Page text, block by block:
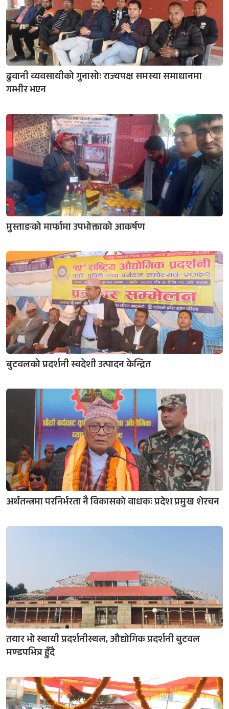
ढुवानी व्यवसायीको गुनासोः राज्यपक्ष समस्या समाधानमा
गम्भीर भएन
मुस्ताङको मार्फामा उपभोक्ताको आकर्षण
बुटवलको प्रदर्शनी स्वदेशी उत्पादन केन्द्रित
अर्थतन्त्रमा परनिर्भरता नै विकासको वाधकः प्रदेश प्रमुख शेरचन
तयार भो स्थायी प्रदर्शनीस्थल, औद्योगिक प्रदर्शनी बुटवल
मण्डपभित्र हुँदै